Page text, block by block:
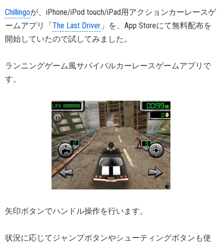
Chillingoが、iPhone/iPod touch/iPad用アクションカーレースゲ
ームアプリ「The Last Driver 」を、App Storeにて無料配布を
開始していたので試してみました。
ランニングゲーム風サバイバルカーレースゲームアプリで
す。
矢印ボタンでハンドル操作を行います。
状況に応じてジャンプボタンやシューティングボタンも使